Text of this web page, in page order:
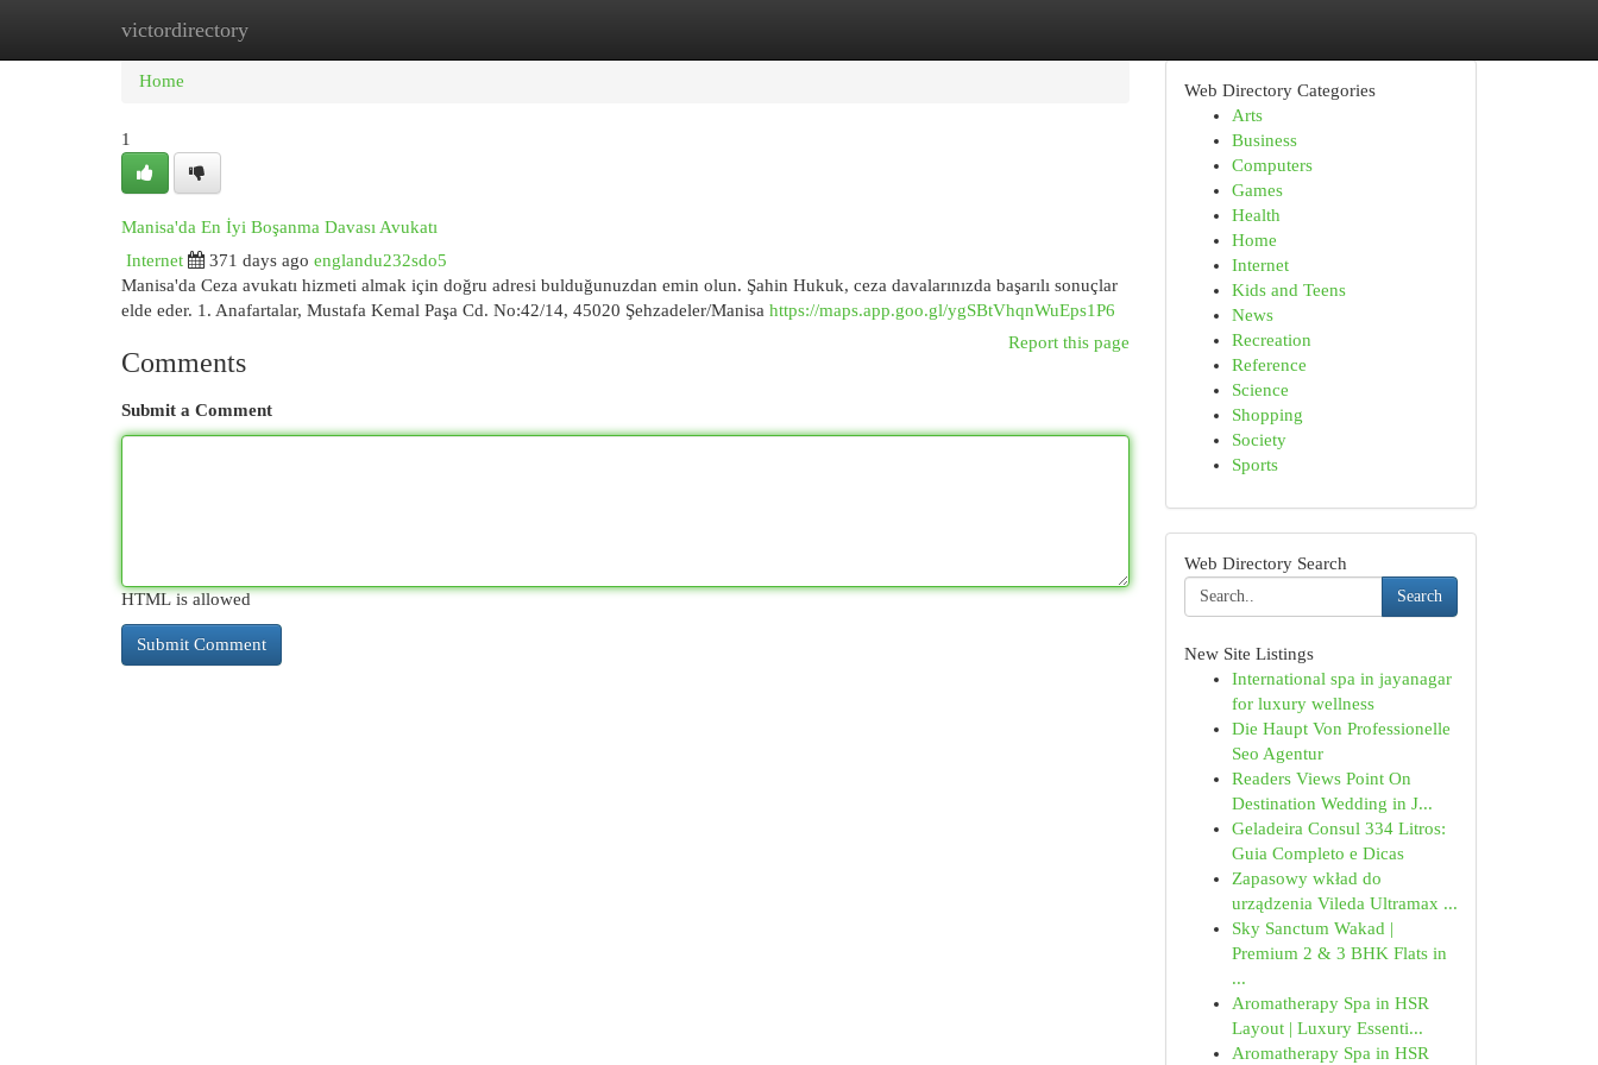
victordirectory
Home New Site Listings
Home
1
Manisa'da En İyi Boşanma Davası Avukatı
Internet
371 days ago englandu232sdo5
Manisa'da Ceza avukatı hizmeti almak için doğru adresi bulduğunuzdan emin olun. Şahin Hukuk, ceza davalarınızda başarılı sonuçlar
elde eder. 1. Anafartalar, Mustafa Kemal Paşa Cd. No:42/14, 45020 Şehzadeler/Manisa https://maps.app.goo.gl/ygSBtVhqnWuEps1P6
Report this page
Comments
Submit a Comment
HTML is allowed
Web Directory Categories
Arts
Business
Computers
Games
Health
Home
Internet
Kids and Teens
News
Recreation
Reference
Science
Shopping
Society
Sports
Web Directory Search
Search
New Site Listings
International spa in jayanagar
for luxury wellness
Die Haupt Von Professionelle
Seo Agentur
Readers Views Point On
Destination Wedding in J...
Geladeira Consul 334 Litros:
Guia Completo e Dicas
Zapasowy wkład do
urządzenia Vileda Ultramax ...
Sky Sanctum Wakad |
Premium 2 & 3 BHK Flats in
...
Aromatherapy Spa in HSR
Layout | Luxury Essenti...
Aromatherapy Spa in HSR